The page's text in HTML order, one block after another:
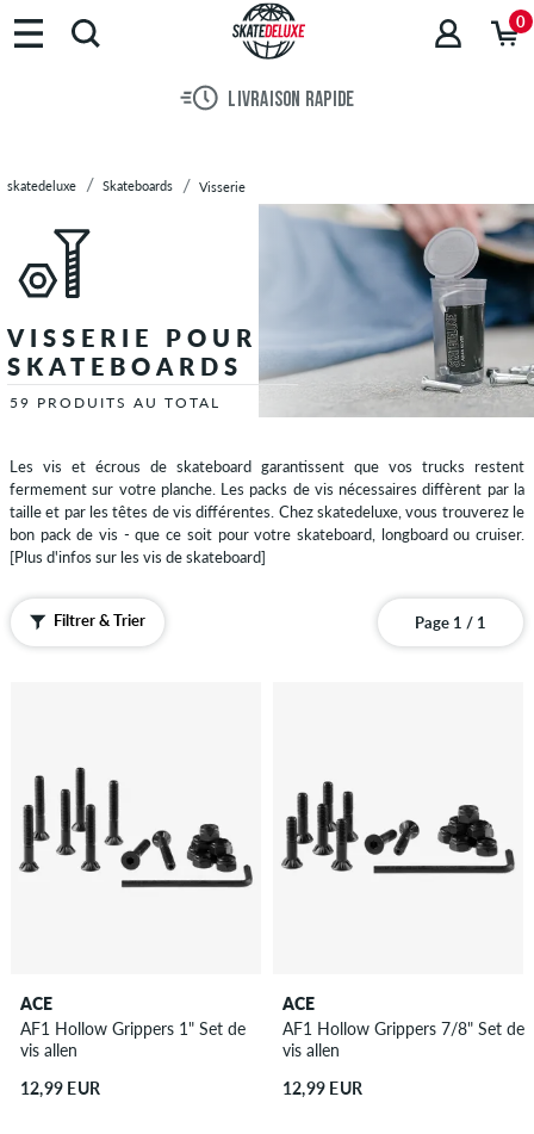
Marques
Skateboards
de
Skate
Roues
de
Roulements
de
Skate
Skate
Skateboards
complets
Cruiser
Longboards
Accessoires
plus
Chaussures
Vêtements
0
LIVRAISON RAPIDE
skatedeluxe Skateboards Visserie
VISSERIE POUR
SKATEBOARDS
59 PRODUITS AU TOTAL
Les vis et écrous de skateboard garantissent que vos trucks restent
fermement sur votre planche. Les packs de vis nécessaires diffèrent par la
taille et par les têtes de vis différentes. Chez skatedeluxe, vous trouverez le
bon pack de vis - que ce soit pour votre skateboard, longboard ou cruiser.
[Plus d'infos sur les vis de skateboard]
Filtrer & Trier Page 1 / 1
ACE
AF1 Hollow Grippers 1" Set de
vis allen
12,99 EUR
ACE
AF1 Hollow Grippers 7/8" Set de
vis allen
12,99 EUR